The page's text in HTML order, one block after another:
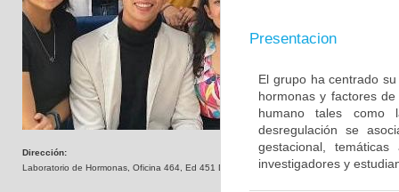
Dirección:
Laboratorio de Hormonas, Oficina 464, Ed 451 Departamento de Química
Presentacion
El grupo ha centrado
hormonas y factores
humano tales como
desregulación se
gestacional,
investigadores y